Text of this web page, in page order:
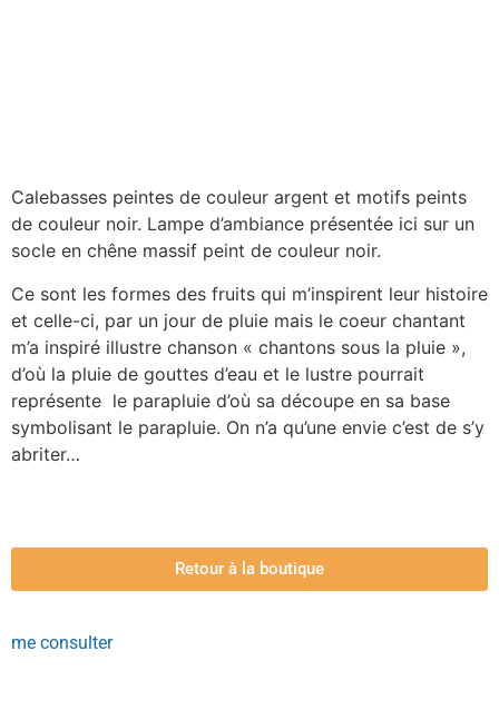
Calebasses peintes de couleur argent et motifs peints
de couleur noir. Lampe d’ambiance présentée ici sur un
socle en chêne massif peint de couleur noir.
Ce sont les formes des fruits qui m’inspirent leur histoire
et celle-ci, par un jour de pluie mais le coeur chantant
m’a inspiré illustre chanson « chantons sous la pluie »,
d’où la pluie de gouttes d’eau et le lustre pourrait
représente le parapluie d’où sa découpe en sa base
symbolisant le parapluie. On n’a qu’une envie c’est de s’y
abriter…
Retour à la boutique
me consulter